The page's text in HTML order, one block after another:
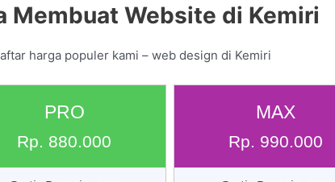
Membuat Website di Kemiri
harga populer kami – web design di Kemiri
PRO
Rp. 880.000
MAX
Rp. 990.000